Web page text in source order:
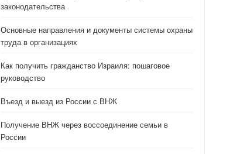
законодательства
Основные направления и документы системы охраны
труда в организациях
Как получить гражданство Израиля: пошаговое
руководство
Въезд и выезд из России с ВНЖ
Получение ВНЖ через воссоединение семьи в
России